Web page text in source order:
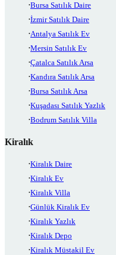
Bursa Satılık Daire
İzmir Satılık Daire
Antalya Satılık Ev
Mersin Satılık Ev
Çatalca Satılık Arsa
Kandıra Satılık Arsa
Bursa Satılık Arsa
Kuşadası Satılık Yazlık
Bodrum Satılık Villa
Kiralık
Kiralık Daire
Kiralık Ev
Kiralık Villa
Günlük Kiralık Ev
Kiralık Yazlık
Kiralık Depo
Kiralık Müstakil Ev